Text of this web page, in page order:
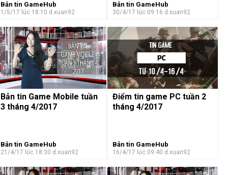
Bản tin GameHub
1/5/17 lúc 18:10 d.xuan92
Bản tin GameHub
30/4/17 lúc 09:16 d.xuan92
Bản tin Game Mobile tuần
3 tháng 4/2017
Bản tin GameHub
21/4/17 lúc 18:30 d.xuan92
Điểm tin game PC tuần 2
tháng 4/2017
Bản tin GameHub
16/4/17 lúc 09:40 d.xuan92